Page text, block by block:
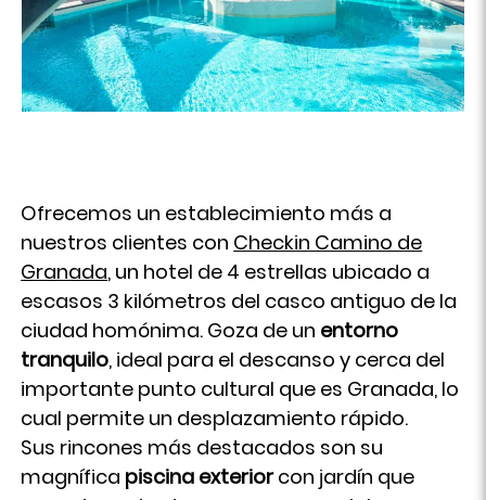
Ofrecemos un establecimiento más a
nuestros clientes con Checkin Camino de
Granada, un hotel de 4 estrellas ubicado a
escasos 3 kilómetros del casco antiguo de la
ciudad homónima. Goza de un entorno
tranquilo, ideal para el descanso y cerca del
importante punto cultural que es Granada, lo
cual permite un desplazamiento rápido.
Sus rincones más destacados son su
magnífica piscina exteriorcon jardín que